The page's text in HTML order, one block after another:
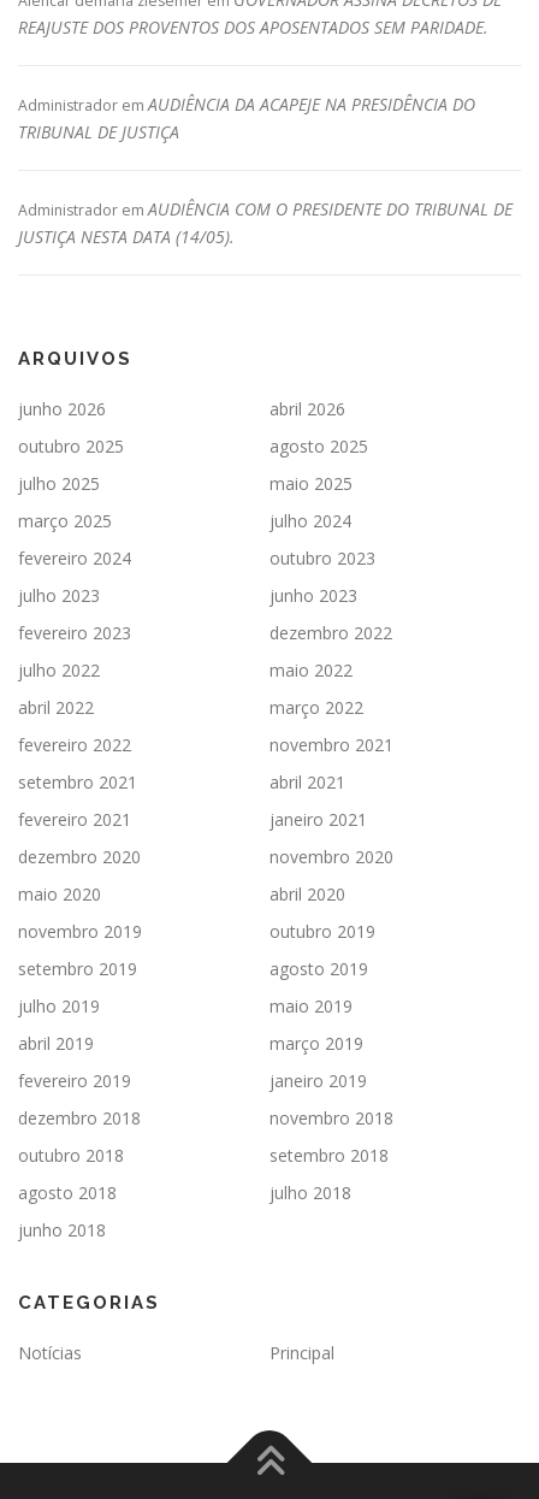
REAJUSTE DOS PROVENTOS DOS APOSENTADOS SEM PARIDADE.
Administrador emAUDIÊNCIA DA ACAPEJE NA PRESIDÊNCIA DO
TRIBUNAL DE JUSTIÇA
Administrador emAUDIÊNCIA COM O PRESIDENTE DO TRIBUNAL DE
JUSTIÇA NESTA DATA (14/05).
ARQUIVOS
junho 2026
abril 2026
outubro 2025
agosto 2025
julho 2025
maio 2025
março 2025
julho 2024
fevereiro 2024
outubro 2023
julho 2023
junho 2023
fevereiro 2023
dezembro 2022
julho 2022
maio 2022
abril 2022
março 2022
fevereiro 2022
novembro 2021
setembro 2021
abril 2021
fevereiro 2021
janeiro 2021
dezembro 2020
novembro 2020
maio 2020
abril 2020
novembro 2019
outubro 2019
setembro 2019
agosto 2019
julho 2019
maio 2019
abril 2019
março 2019
fevereiro 2019
janeiro 2019
dezembro 2018
novembro 2018
outubro 2018
setembro 2018
agosto 2018
julho 2018
junho 2018
CATEGORIAS
Notícias Principal